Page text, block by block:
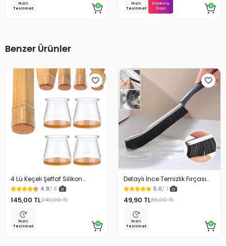
Hızlı
Teslimat
Hızlı
Teslimat
Videolu
Ürün
Benzer Ürünler
4 Lü Keçeli Şeffaf Silikon
Sandalye Ayağı Koruyucu
Çizdirmez
4.8/ 8
145,00 TL240,00 TL
Hızlı
Teslimat
Detaylı İnce Temizlik Fırçası
Derz Banyo Lavabo
5.0/ 1
49,90 TL85,00 TL
Hızlı
Teslimat